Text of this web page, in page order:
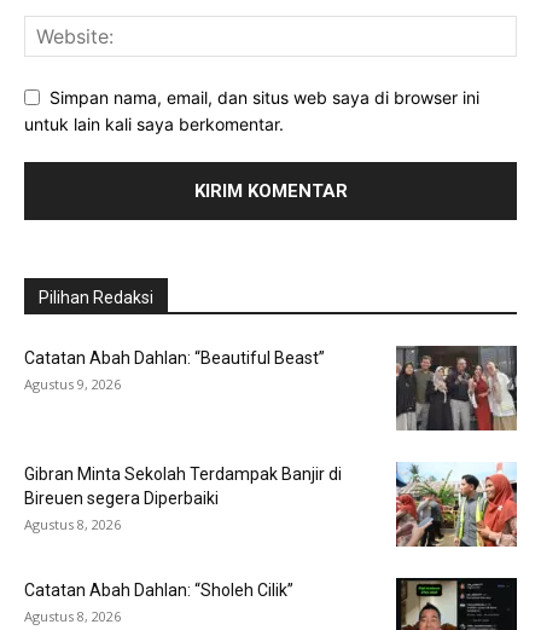
Simpan nama, email, dan situs web saya di browser ini
untuk lain kali saya berkomentar.
Pilihan Redaksi
Catatan Abah Dahlan: “Beautiful Beast”
Agustus 9, 2026
Gibran Minta Sekolah Terdampak Banjir di
Bireuen segera Diperbaiki
Agustus 8, 2026
Catatan Abah Dahlan: “Sholeh Cilik”
Agustus 8, 2026